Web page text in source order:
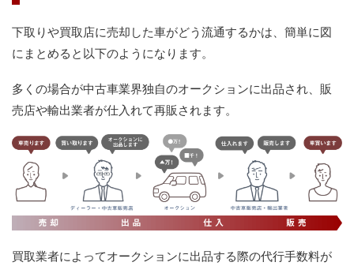
下取りや買取店に売却した車がどう流通するかは、簡単に図
にまとめると以下のようになります。
多くの場合が中古車業界独自のオークションに出品され、販
売店や輸出業者が仕入れて再販されます。
買取業者によってオークションに出品する際の代行手数料が